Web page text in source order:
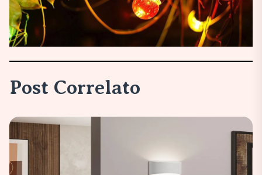
Post Correlato